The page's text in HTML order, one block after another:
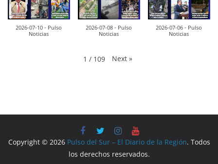
2026-07-10 - Pulso
Noticias
2026-07-08 - Pulso
Noticias
2026-07-06 - Pulso
Noticias
1 / 109 Next »
Copyright © 2026 Pulso del Sur – El Diario de la Región. Todos
los derechos reservados.